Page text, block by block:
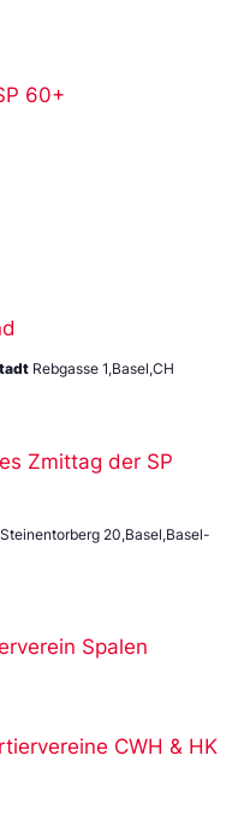
60+
Rebgasse 1,Basel,CH
Zmittag der SP
Steinentorberg 20,Basel,Basel-
Spalen
CWH & HK